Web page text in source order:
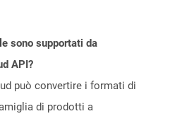
sono supportati da
API?
può convertire i formati di
di prodotti a